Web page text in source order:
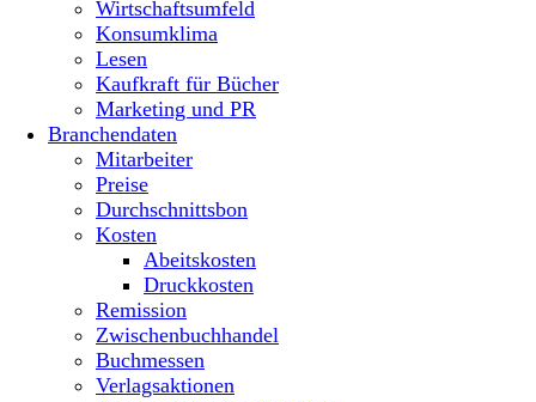
Wirtschaftsumfeld
Konsumklima
Lesen
Kaufkraft für Bücher
Marketing und PR
Branchendaten
Mitarbeiter
Preise
Durchschnittsbon
Kosten
Abeitskosten
Druckkosten
Remission
Zwischenbuchhandel
Buchmessen
Verlagsaktionen